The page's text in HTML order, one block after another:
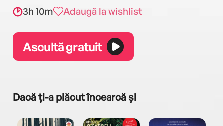
3h 10m Adaugă la wishlist
Ascultă gratuit
Dacă ți-a plăcut încearcă și